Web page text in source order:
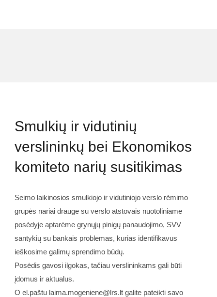
Smulkių ir vidutinių
verslininkų bei Ekonomikos
komiteto narių susitikimas
Seimo laikinosios smulkiojo ir vidutiniojo verslo rėmimo
grupės nariai drauge su verslo atstovais nuotoliniame
posėdyje aptarėme grynųjų pinigų panaudojimo, SVV
santykių su bankais problemas, kurias identifikavus
ieškosime galimų sprendimo būdų.
Posėdis gavosi ilgokas, tačiau verslininkams gali būti
įdomus ir aktualus.
O el.paštu laima.mogeniene@lrs.lt galite pateikti savo